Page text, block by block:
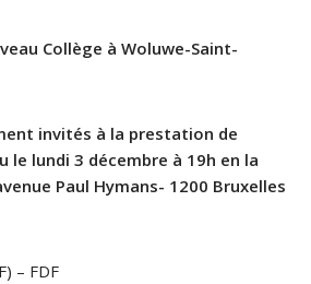
Collège à Woluwe-Saint-
invités à la prestation de
le lundi 3 décembre à 19h en la
Paul Hymans- 1200 Bruxelles
– FDF